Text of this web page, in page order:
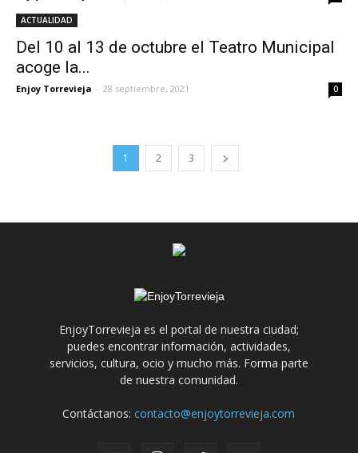
ACTUALIDAD
Del 10 al 13 de octubre el Teatro Municipal
acoge la...
Enjoy Torrevieja - 28 septiembre, 2021 0
1 2 3
EnjoyTorrevieja es el portal de nuestra ciudad;
puedes encontrar información, actividades,
servicios, cultura, ocio y mucho más. Forma parte
de nuestra comunidad.
Contáctanos:contacto@enjoytorrevieja.com